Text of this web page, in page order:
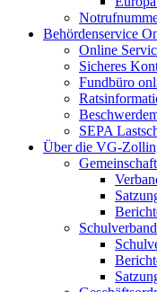
Behördenservice
Online
Sicheres
Fundbüro
SEPA
Über die VG-